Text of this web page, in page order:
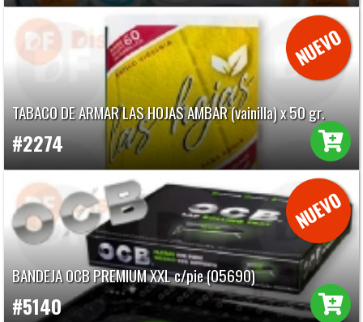
TABACO DE ARMAR LAS HOJAS AMBAR (vainilla) x 50 gr.
#2274
BANDEJA OCB PREMIUM XXL c/pie (05690)
#5140